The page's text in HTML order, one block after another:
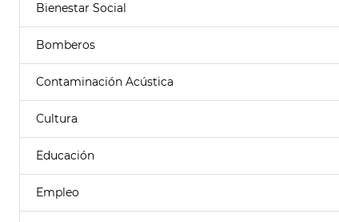
Bienestar Social
Bomberos
Contaminación Acústica
Cultura
Educación
Empleo